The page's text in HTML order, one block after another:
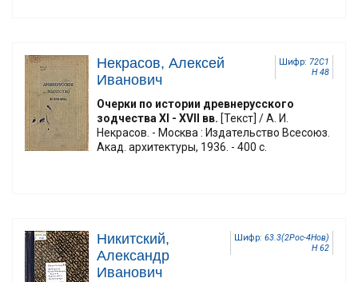
Шифр: 72С1
Н 48
Некрасов, Алексей
Иванович
Очерки по истории древнерусского
зодчества XI - XVII вв. [Текст] / А. И.
Некрасов. - Москва : Издательство Всесоюз.
Акад. архитектуры, 1936. - 400 с.
Шифр: 63.3(2Рос-4Нов)
Н 62
Никитский,
Александр
Иванович